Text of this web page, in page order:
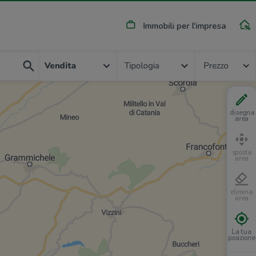
Immobili per l'impresa
Vendita Tipologia Prezzo
disegna
area
sposta
area
elimina
area
La tua
posizione